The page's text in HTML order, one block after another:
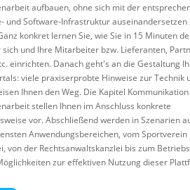
aufbauen, ohne sich mit der
und Software-Infrastruktur auseinandersetzen
konkret lernen Sie, wie Sie in 15 Minuten
sich und Ihre Mitarbeiter bzw. Lieferanten,
einrichten. Danach geht's an die Gestaltung
viele praxiserprobte Hinweise zur Technik
Ihnen den Weg. Die Kapitel
stellen Ihnen im Anschluss konkrete
vor. Abschließend werden in Szenarien
Anwendungsbereichen, vom Sportverein
von der Rechtsanwaltskanzlei bis zum
zur effektiven Nutzung dieser